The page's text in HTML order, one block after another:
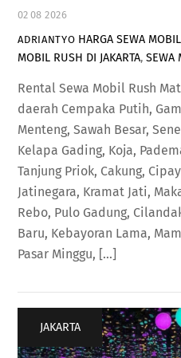
02 08 2026
ADRIANTYO HARGA SEWA
MOBIL RUSH DI JAKARTA,SEWA
Rental Sewa Mobil Rush
daerah Cempaka Putih,
Menteng, Sawah Besar,
Kelapa Gading, Koja,
Tanjung Priok, Cakung,
Jatinegara, Kramat Jati,
Rebo, Pulo Gadung,
Baru, Kebayoran Lama,
Pasar Minggu, […]
JAKARTA